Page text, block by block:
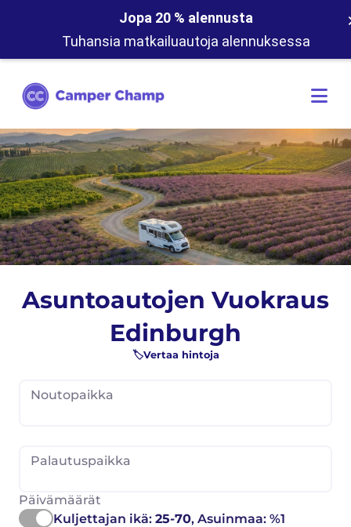
Jopa 20 % alennusta
Tuhansia matkailuautoja alennuksessa
Asuntoautojen Vuokraus
Edinburgh
🏷️Vertaa hintoja
Noutopaikka
Palautuspaikka
Päivämäärät
Kuljettajan ikä: 25-70, Asuinmaa: %1